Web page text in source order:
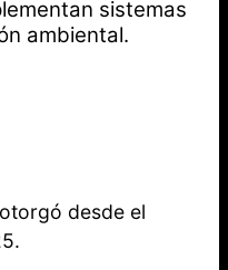
sistemas
ambiental.
desde el